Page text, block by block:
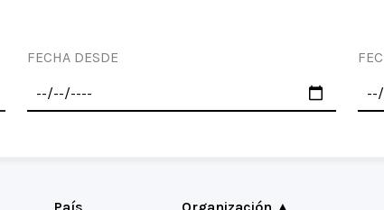
FECHA DESDE
País Organización ▲